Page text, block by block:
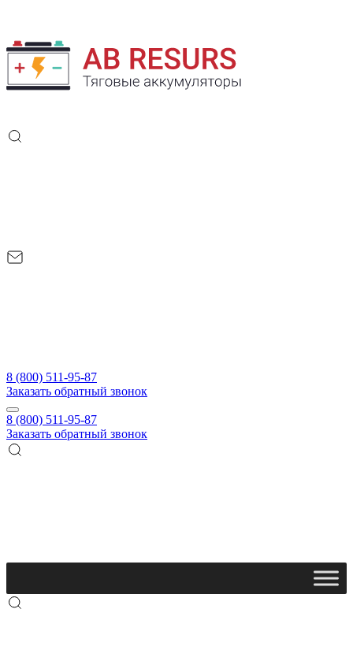
8 (800) 511-95-87
Заказать обратный звонок
8 (800) 511-95-87
Заказать обратный звонок